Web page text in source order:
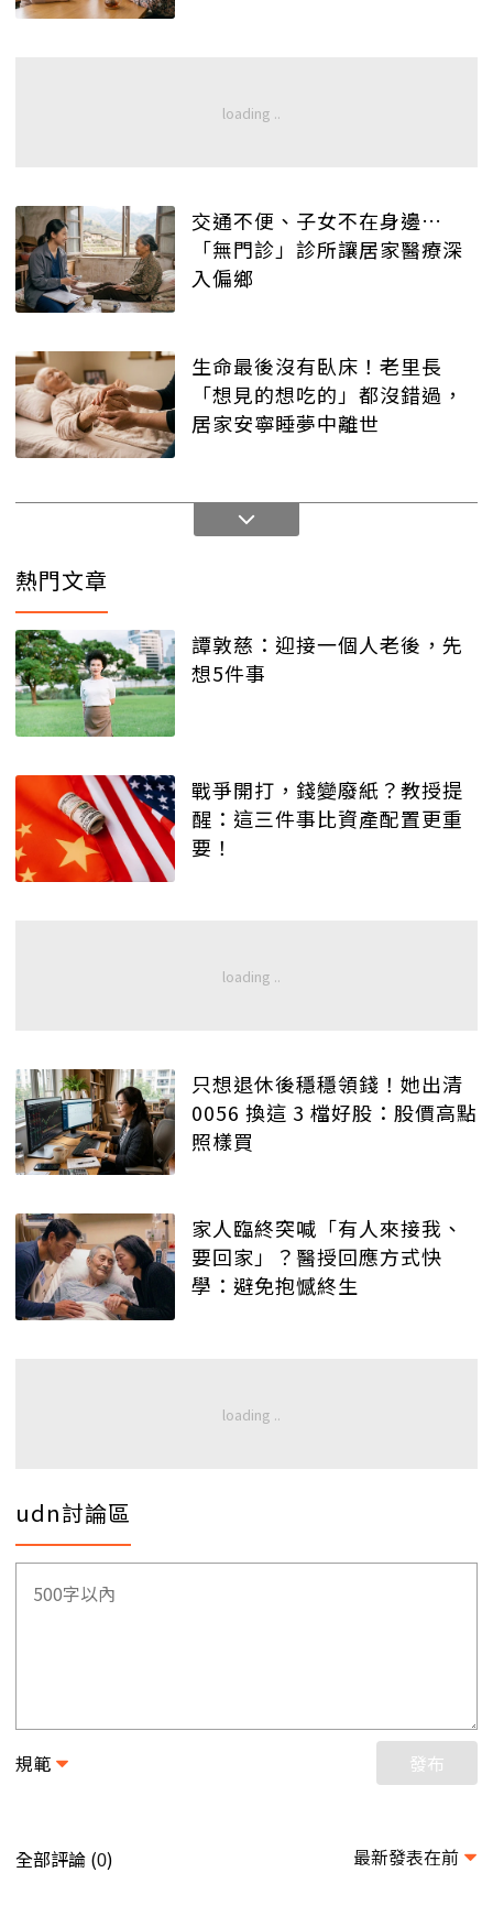
交通不便、子女不在身邊…
「無門診」診所讓居家醫療深
入偏鄉
生命最後沒有臥床！老里長
「想見的想吃的」都沒錯過，
居家安寧睡夢中離世
熱門文章
譚敦慈：迎接一個人老後，先
想5件事
戰爭開打，錢變廢紙？教授提
醒：這三件事比資產配置更重
要！
只想退休後穩穩領錢！她出清
0056 換這 3 檔好股：股價高點
照樣買
家人臨終突喊「有人來接我、
要回家」？醫授回應方式快
學：避免抱憾終生
udn討論區
規範 發布
全部評論 (0) 最新發表在前